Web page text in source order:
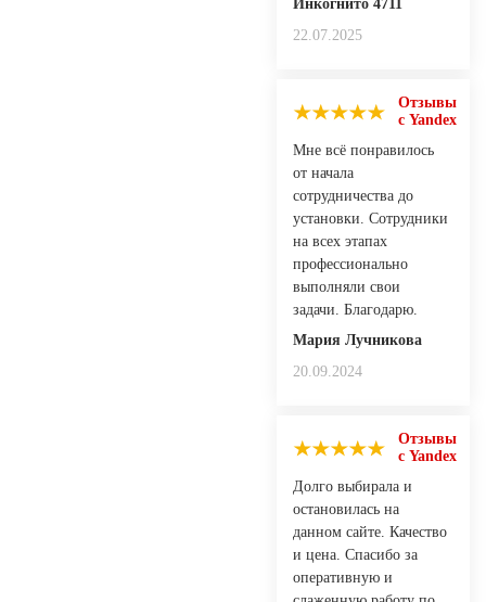
Инкогнито 4711
22.07.2025
Отзывы
с Yandex
Мне всё понравилось
от начала
сотрудничества до
установки. Сотрудники
на всех этапах
профессионально
выполняли свои
задачи. Благодарю.
Мария Лучникова
20.09.2024
Отзывы
с Yandex
Долго выбирала и
остановилась на
данном сайте. Качество
и цена. Спасибо за
оперативную и